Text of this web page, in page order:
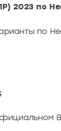
2023 по
по